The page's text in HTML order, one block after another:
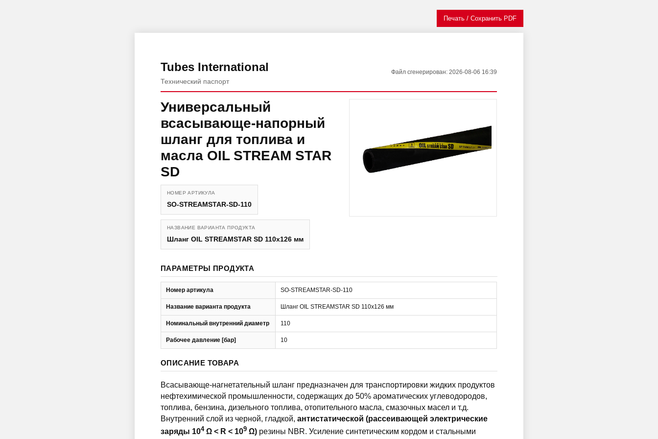
Печать / Сохранить PDF
Tubes International
Технический паспорт
Файл сгенерирован: 2026-08-06 16:39
Универсальный
всасывающе-напорный
шланг для топлива и
масла OIL STREAM STAR
SD
НОМЕР АРТИКУЛА
SO-STREAMSTAR-SD-110
НАЗВАНИЕ ВАРИАНТА ПРОДУКТА
Шланг OIL STREAMSTAR SD 110x126 мм
ПАРАМЕТРЫ ПРОДУКТА
Номер артикула SO-STREAMSTAR-SD-110
Название варианта продукта Шланг OIL STREAMSTAR SD 110x126 мм
Номинальный внутренний диаметр 110
Рабочее давление [бар] 10
ОПИСАНИЕ ТОВАРА
Всасывающе-нагнетательный шланг предназначен для транспортировки жидких продуктов
нефтехимической промышленности, содержащих до 50% ароматических углеводородов,
топлива, бензина, дизельного топлива, отопительного масла, смазочных масел и т.д.
Внутренний слой из черной, гладкой,антистатической (рассеивающей электрические
заряды 104Ω < R < 109 Ω) резины NBR. Усиление синтетическим кордом и стальными